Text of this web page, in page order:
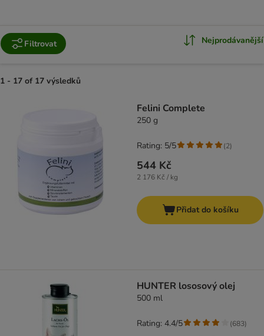
Filtrovat Nejprodávanější
1 - 17 of 17 výsledků
Felini Complete
250 g
544 Kč
2 176 Kč / kg
Rating: 5/5 (2)
Přidat do košíku
HUNTER lososový olej
500 ml
Rating: 4.4/5 (683)